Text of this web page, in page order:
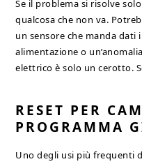
Se il problema si risolve
qualcosa che non va.
un sensore che manda
alimentazione o
elettrico è solo un cerotto.
RESET PER
PROGRAMMA
Uno degli usi più frequenti